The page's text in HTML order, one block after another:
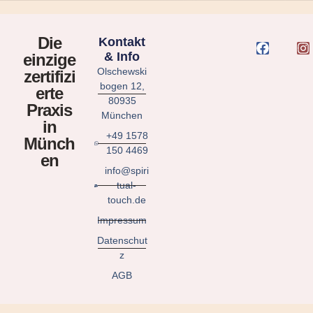
Die
einzige
zertifizi
erte
Praxis
in
Münch
en
Kontakt
& Info
Olschewski
bogen 12,
80935
München
+49 1578
150 4469
info@spiri
tual-
touch.de
Impressum
Datenschut
z
AGB